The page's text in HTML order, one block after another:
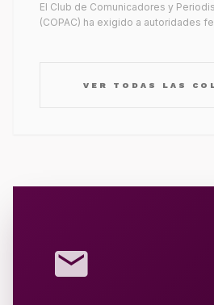
El Club de Comunicadores y
(COPAC) ha exigido a autoridades
VER TODAS LAS
mail